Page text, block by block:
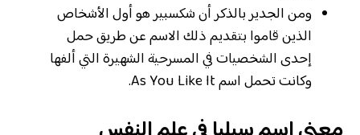
ومن الجدير بالذكر أن شكسبير هو أول الأشخاص
الذين قاموا بتقديم ذلك الاسم عن طريق حمل
إحدى الشخصيات في المسرحية الشهيرة التي ألفها
وكانت تحمل اسم As You Like It.